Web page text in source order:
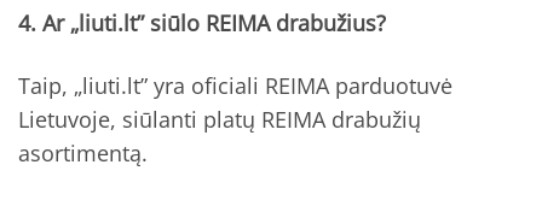
4. Ar „liuti.lt” siūlo REIMA drabužius?
Taip, „liuti.lt” yra oficiali REIMA parduotuvė
Lietuvoje, siūlanti platų REIMA drabužių
asortimentą.